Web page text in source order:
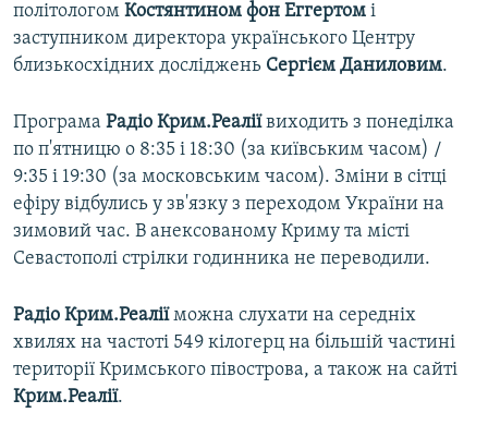
політологом Костянтином фон Еггертом і
заступником директора українського Центру
близькосхідних досліджень Сергієм Даниловим.
Програма Радіо Крим.Реаліївиходить з понеділка
по п'ятницю о 8:35 і 18:30 (за київським часом) /
9:35 і 19:30 (за московським часом). Зміни в сітці
ефіру відбулись у зв'язку з переходом України на
зимовий час. В анексованому Криму та місті
Севастополі стрілки годинника не переводили.
Радіо Крим.Реаліїможна слухати на середніх
хвилях на частоті 549 кілогерц на більшій частині
території Кримського півострова, а також на сайті
Крим.Реалії.